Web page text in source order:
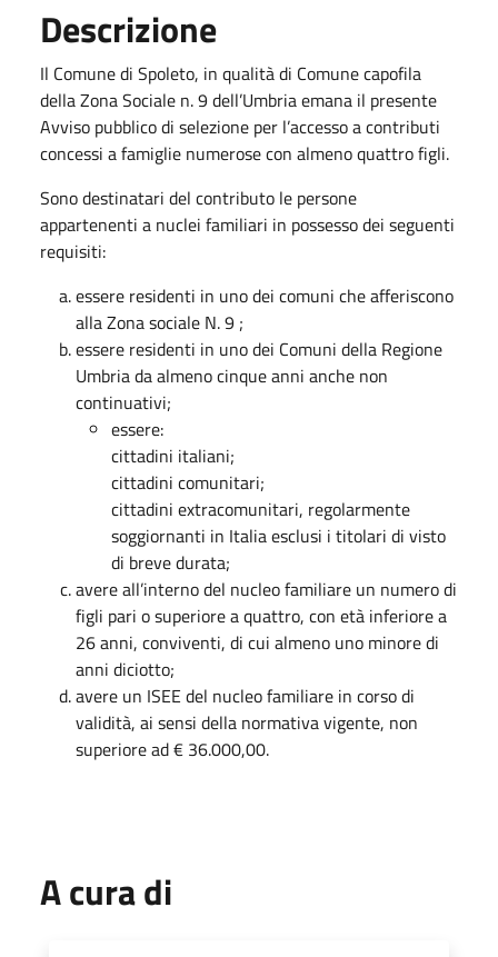
Descrizione
Il Comune di Spoleto, in qualità di Comune capofila
della Zona Sociale n. 9 dell’Umbria emana il presente
Avviso pubblico di selezione per l’accesso a contributi
concessi a famiglie numerose con almeno quattro figli.
Sono destinatari del contributo le persone
appartenenti a nuclei familiari in possesso dei seguenti
requisiti:
essere residenti in uno dei comuni che afferiscono
alla Zona sociale N. 9 ;
essere residenti in uno dei Comuni della Regione
Umbria da almeno cinque anni anche non
continuativi;
essere:
cittadini italiani;
cittadini comunitari;
cittadini extracomunitari, regolarmente
soggiornanti in Italia esclusi i titolari di visto
di breve durata;
avere all’interno del nucleo familiare un numero di
figli pari o superiore a quattro, con età inferiore a
26 anni, conviventi, di cui almeno uno minore di
anni diciotto;
avere un ISEE del nucleo familiare in corso di
validità, ai sensi della normativa vigente, non
superiore ad € 36.000,00.
A cura di